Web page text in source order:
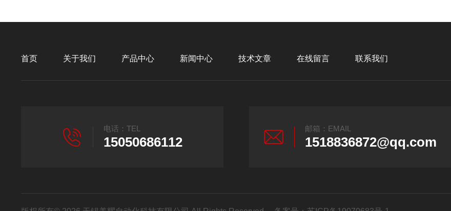
首页 关于我们 产品中心 新闻中心 技术文章 在线留言 联系我们
电话：TEL
15050686112
邮箱：EMAIL
1518836872@qq.com